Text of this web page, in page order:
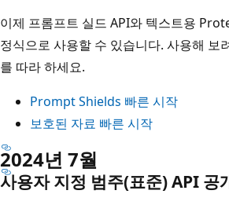
이제 프롬프트 실드 API와 텍스트용
정식으로 사용할 수 있습니다. 사용해 보
를 따라 하세요.
Prompt Shields 빠른 시작
보호된 자료 빠른 시작
2024년 7월
사용자 지정 범주(표준) API 공